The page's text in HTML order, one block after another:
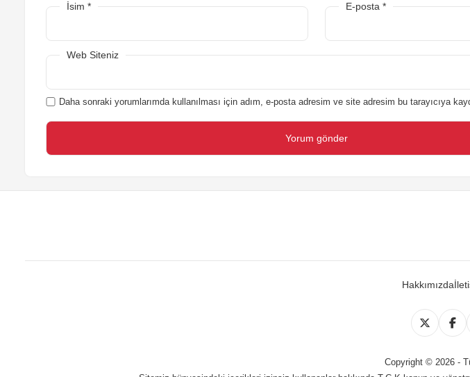
İsim * E-posta *
Web Siteniz
Daha sonraki yorumlarımda kullanılması için adım, e-posta adresim ve site adresim bu tarayıcıya
Hakkımızda
Copyright © 2026 -